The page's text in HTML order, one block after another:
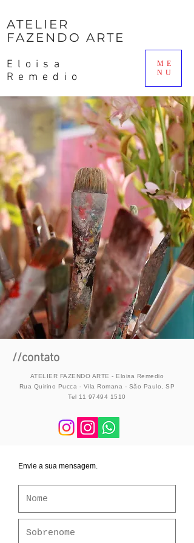
ATELIER
FAZENDO ARTE
Eloisa
Remedio
ME
NU
//contato
ATELIER FAZENDO ARTE - Eloisa Remedio
Rua Quirino Pucca - Vila Romana - São Paulo, SP
Tel 11 97494 1510
Envie a sua mensagem.